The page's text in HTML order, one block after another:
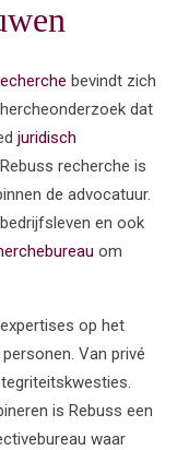
bevindt zich
dat
juridisch
recherche is
de advocatuur.
en ook
om
op het
Van privé
is Rebuss een
waar